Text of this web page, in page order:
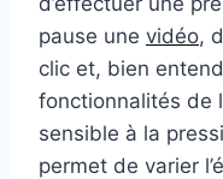
pause une vidéo,
clic et, bien
fonctionnalités de
sensible à la
permet de varier